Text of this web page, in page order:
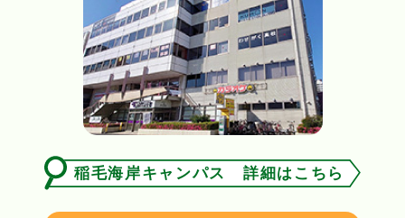
稲毛海岸キャンパス 詳細はこちら